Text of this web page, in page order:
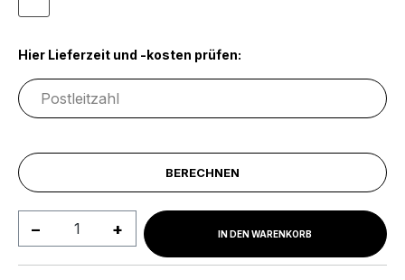
Weiß
Hier Lieferzeit und -kosten prüfen:
BERECHNEN
Produkt Anzahl: Gib denIN DEN WARENKORB